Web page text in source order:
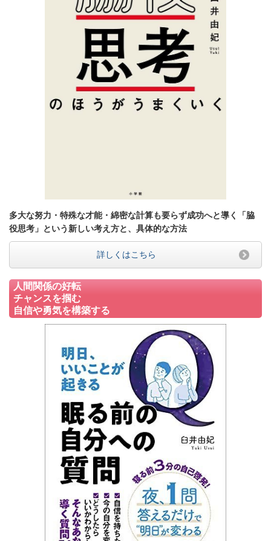
多大な努力・特殊な才能・綿密な計算も要らず成功へと導く「脇
役思考」という新しい考え方と、具体的な方法
詳しくはこちら
人間関係の好転
チャンスを掴む
自信や勇気を構築する